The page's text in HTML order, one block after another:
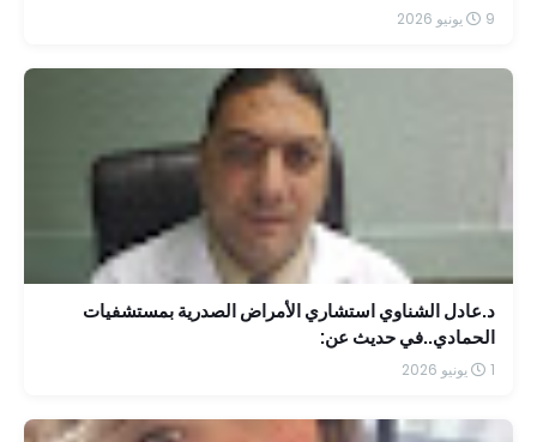
9 يونيو 2026
د.عادل الشناوي استشاري الأمراض الصدرية بمستشفيات
الحمادي..في حديث عن:
1 يونيو 2026